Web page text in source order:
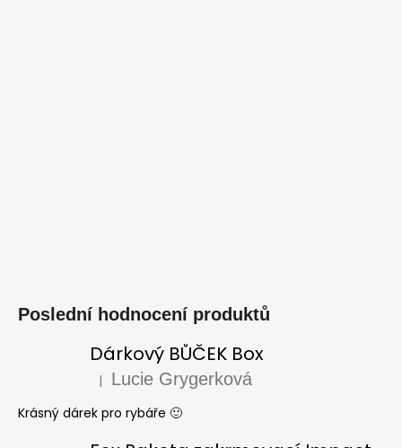
Poslední hodnocení produktů
Dárkový BŮČEK Box
Hodnocení produktu je 5 z 5 hvězdiček.
| Lucie Grygerková
Krásný dárek pro rybáře 🙂